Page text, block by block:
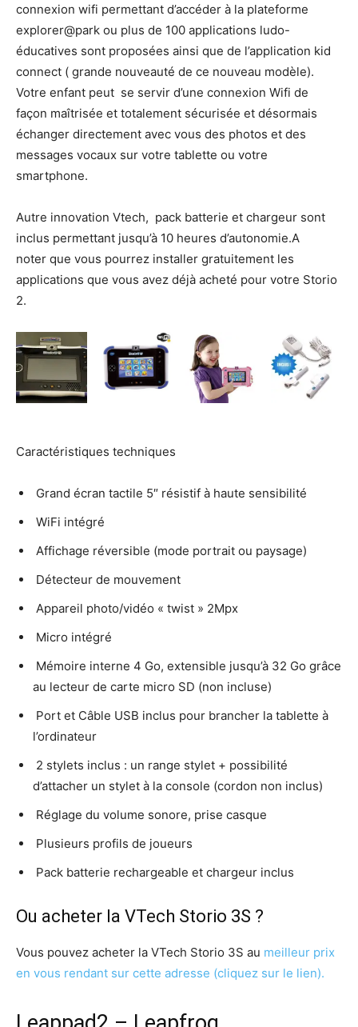
connexion wifi permettant d’accéder à la plateforme
explorer@park ou plus de 100 applications ludo-
éducatives sont proposées ainsi que de l’application kid
connect ( grande nouveauté de ce nouveau modèle).
Votre enfant peut se servir d’une connexion Wifi de
façon maîtrisée et totalement sécurisée et désormais
échanger directement avec vous des photos et des
messages vocaux sur votre tablette ou votre
smartphone.
Autre innovation Vtech, pack batterie et chargeur sont
inclus permettant jusqu’à 10 heures d’autonomie.A
noter que vous pourrez installer gratuitement les
applications que vous avez déjà acheté pour votre Storio
2.
Caractéristiques techniques
Grand écran tactile 5″ résistif à haute sensibilité
WiFi intégré
Affichage réversible (mode portrait ou paysage)
Détecteur de mouvement
Appareil photo/vidéo « twist » 2Mpx
Micro intégré
Mémoire interne 4 Go, extensible jusqu’à 32 Go grâce
au lecteur de carte micro SD (non incluse)
Port et Câble USB inclus pour brancher la tablette à
l’ordinateur
2 stylets inclus : un range stylet + possibilité
d’attacher un stylet à la console (cordon non inclus)
Réglage du volume sonore, prise casque
Plusieurs profils de joueurs
Pack batterie rechargeable et chargeur inclus
Ou acheter la VTech Storio 3S ?
Vous pouvez acheter la VTech Storio 3S au meilleur prix
en vous rendant sur cette adresse (cliquez sur le lien).